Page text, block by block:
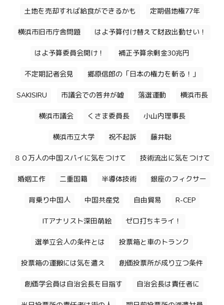
土地を売却すれば給食ができるかも 定期借地権77年
横浜市旧市庁舎問題 はよ予算付け替えて財政出動せい！
はよ予算委員会開け！ 補正予算余剰金30兆円
不定期記者会見 郷原信郎の「日本の権力を斬る！」
SAKISIRU 市議会での答弁が嘘 落選運動 横浜市長
横浜市議会 くさま委員長 小山内理事長
横浜市立大学 祝不起訴 藤井聡
８０万人の中国スパイに気をつけて 技術流出に気をつけて
婚姻工作 二重国籍 半導体技術 銀座のフィクサー
背乗り中国人 中国共産党 自由貿易 R-CEP
ITアナリスト深田萌絵 ゼロ打ちキライ！
選挙立会人の条件とは 投票箱と車のトランク
投票箱の運搬には気を遣え 創価投票所が成り立つ条件
創価学会員は自治会長を目指す 自治会長は責任者に